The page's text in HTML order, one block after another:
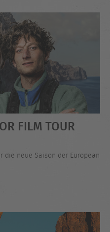
FILM TOUR
neue Saison der European